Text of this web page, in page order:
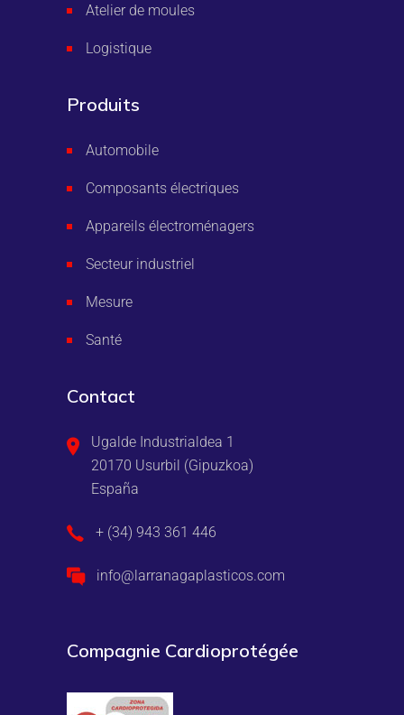
Atelier de moules
Logistique
Produits
Automobile
Composants électriques
Appareils électroménagers
Secteur industriel
Mesure
Santé
Contact
Ugalde Industrialdea 1
20170 Usurbil (Gipuzkoa)
España
+ (34) 943 361 446
info@larranagaplasticos.com
Compagnie Cardioprotégée